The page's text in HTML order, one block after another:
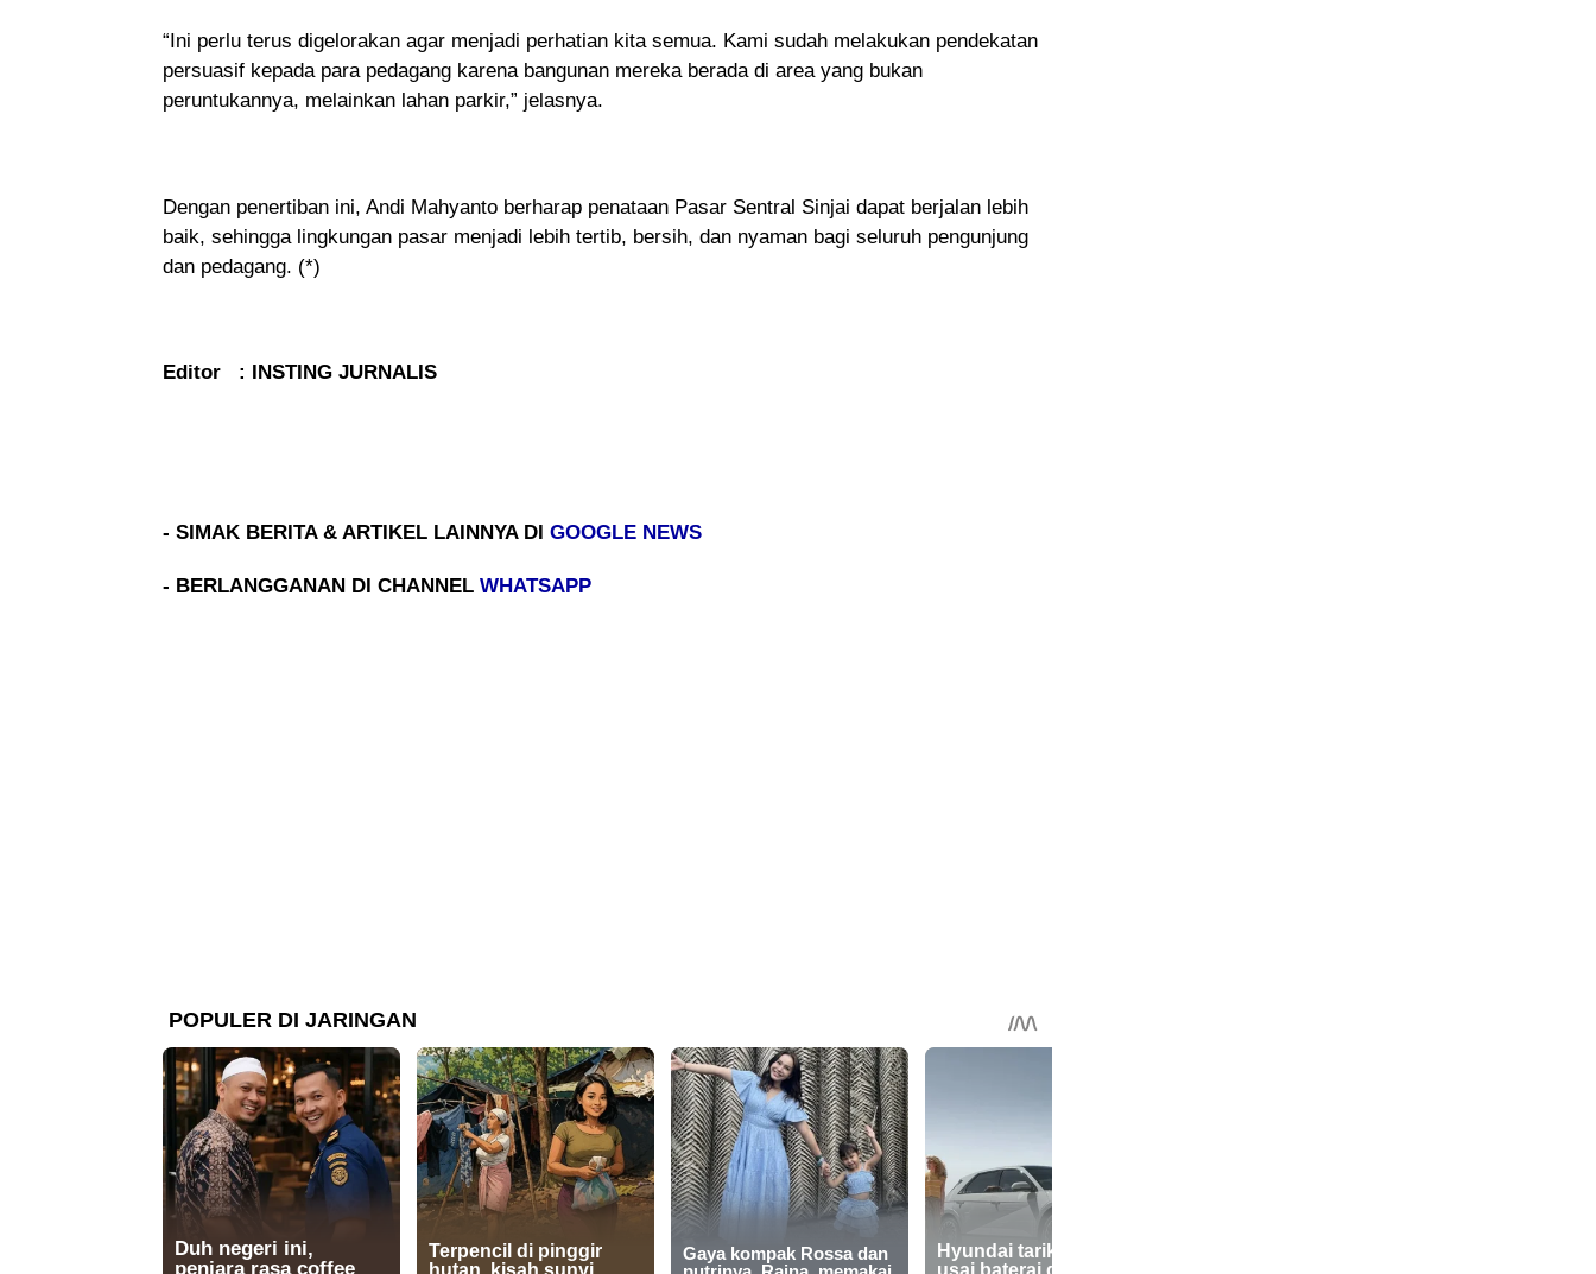
“Ini perlu terus digelorakan agar menjadi perhatian kita semua. Kami sudah melakukan pendekatan
persuasif kepada para pedagang karena bangunan mereka berada di area yang bukan
peruntukannya, melainkan lahan parkir,” jelasnya.
Dengan penertiban ini, Andi Mahyanto berharap penataan Pasar Sentral Sinjai dapat berjalan lebih
baik, sehingga lingkungan pasar menjadi lebih tertib, bersih, dan nyaman bagi seluruh pengunjung
dan pedagang. (*)
Editor : INSTING JURNALIS
- SIMAK BERITA & ARTIKEL LAINNYA DI GOOGLE NEWS
- BERLANGGANAN DI CHANNEL WHATSAPP